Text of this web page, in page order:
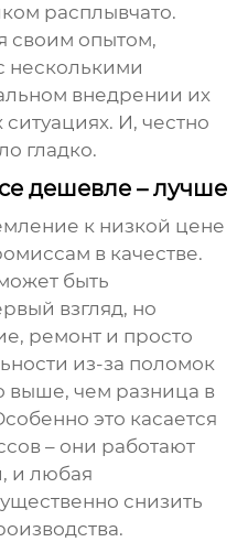
расплывчато.
своим опытом,
несколькими
внедрении их
И, честно
гладко.
дешевле – лучше
к низкой цене
в качестве.
быть
взгляд, но
ремонт и просто
из-за поломок
выше, чем разница в
это касается
– они работают
и любая
снизить